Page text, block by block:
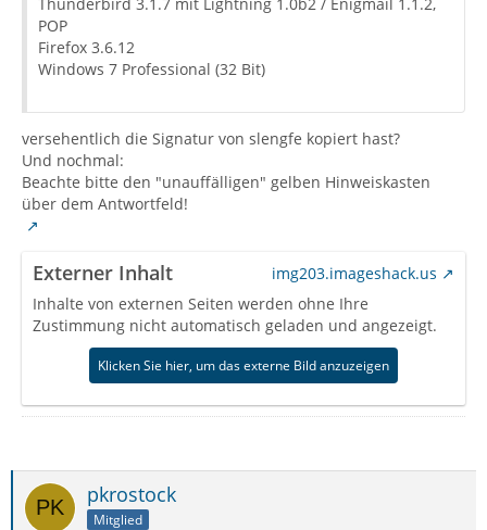
POP
Firefox 3.6.12
Windows 7 Professional (32 Bit)
versehentlich die Signatur von slengfe kopiert hast?
Und nochmal:
Beachte bitte den "unauffälligen" gelben Hinweiskasten
über dem Antwortfeld!
Externer Inhalt
img203.imageshack.us
Inhalte von externen Seiten werden ohne Ihre
Zustimmung nicht automatisch geladen und angezeigt.
Klicken Sie hier, um das externe Bild anzuzeigen
pkrostock
Mitglied